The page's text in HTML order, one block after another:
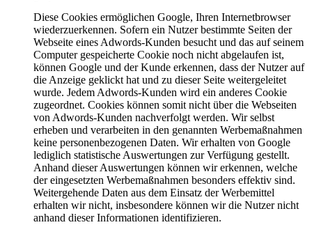
Diese Cookies ermöglichen Google, Ihren Internetbrowser
wiederzuerkennen. Sofern ein Nutzer bestimmte Seiten der
Webseite eines Adwords-Kunden besucht und das auf seinem
Computer gespeicherte Cookie noch nicht abgelaufen ist,
können Google und der Kunde erkennen, dass der Nutzer auf
die Anzeige geklickt hat und zu dieser Seite weitergeleitet
wurde. Jedem Adwords-Kunden wird ein anderes Cookie
zugeordnet. Cookies können somit nicht über die Webseiten
von Adwords-Kunden nachverfolgt werden. Wir selbst
erheben und verarbeiten in den genannten Werbemaßnahmen
keine personenbezogenen Daten. Wir erhalten von Google
lediglich statistische Auswertungen zur Verfügung gestellt.
Anhand dieser Auswertungen können wir erkennen, welche
der eingesetzten Werbemaßnahmen besonders effektiv sind.
Weitergehende Daten aus dem Einsatz der Werbemittel
erhalten wir nicht, insbesondere können wir die Nutzer nicht
anhand dieser Informationen identifizieren.